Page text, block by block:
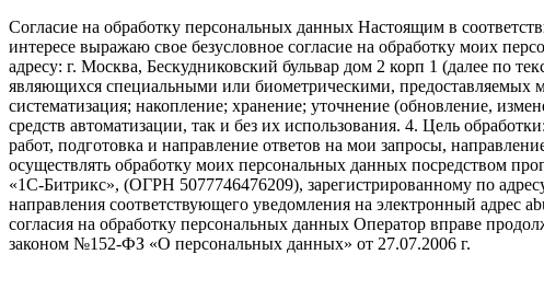
Согласие на обработку персональных данных Настоящим в
интересе выражаю свое безусловное согласие на обработку моих
адресу: г. Москва, Бескудниковский бульвар дом 2 корп 1 (далее по
являющихся специальными или биометрическими, предоставляемых
систематизация; накопление; хранение; уточнение (обновление,
средств автоматизации, так и без их использования. 4. Цель
работ, подготовка и направление ответов на мои запросы,
осуществлять обработку моих персональных данных посредством
«1С-Битрикс», (ОГРН 5077746476209), зарегистрированному по
направления соответствующего уведомления на электронный адрес
согласия на обработку персональных данных Оператор вправе
законом №152-ФЗ «О персональных данных» от 27.07.2006 г.